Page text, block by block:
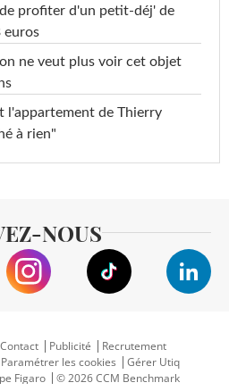
profiter d'un petit-déj' de
euros
ne veut plus voir cet objet
l'appartement de Thierry
à rien"
NOUS
Contact Publicité
Recrutement
Paramétrer les cookies
Gérer Utiq
Figaro © 2026 CCM Benchmark